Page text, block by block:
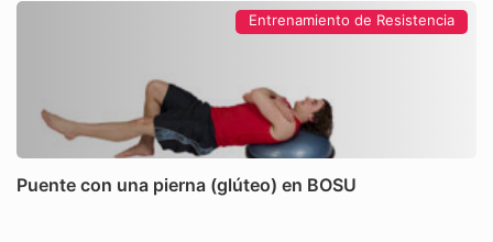
Entrenamiento de Resistencia
Puente con una pierna (glúteo) en BOSU